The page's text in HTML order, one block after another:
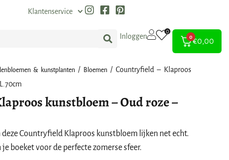
Klantenservice
Inloggen
0
0€0,00
& kunstplanten / Bloemen / Countryfield – Klaproos
kunstbloem – Oud roze –
deze Countryfield Klaproos kunstbloem lijken net echt.
je boeket voor de perfecte zomerse sfeer.